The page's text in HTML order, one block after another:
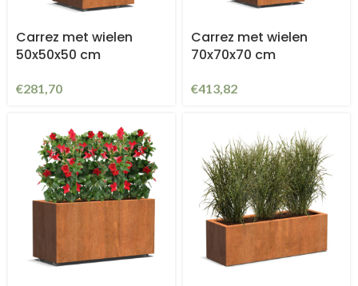
Carrez met wielen
50x50x50 cm
€281,70
Carrez met wielen
70x70x70 cm
€413,82